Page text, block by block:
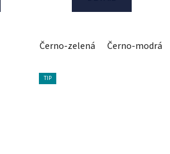
Černo-zelená Černo-modrá
TIP